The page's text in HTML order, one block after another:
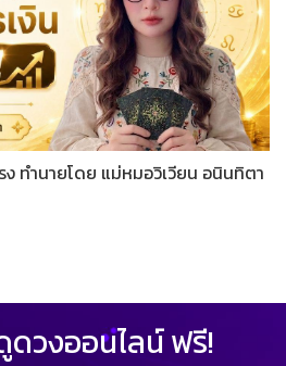
ง ทำนายโดย แม่หมอวิเวียน อนินทิตา
วงออนไลน์ ฟรี!